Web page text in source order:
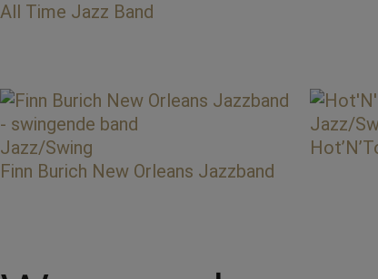
All Time Jazz Band
Jazz/Swing
Finn Burich New Orleans Jazzband
Jazz/